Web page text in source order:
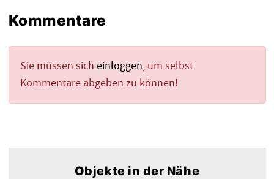
Kommentare
Sie müssen sich einloggen, um selbst
Kommentare abgeben zu können!
Objekte in der Nähe